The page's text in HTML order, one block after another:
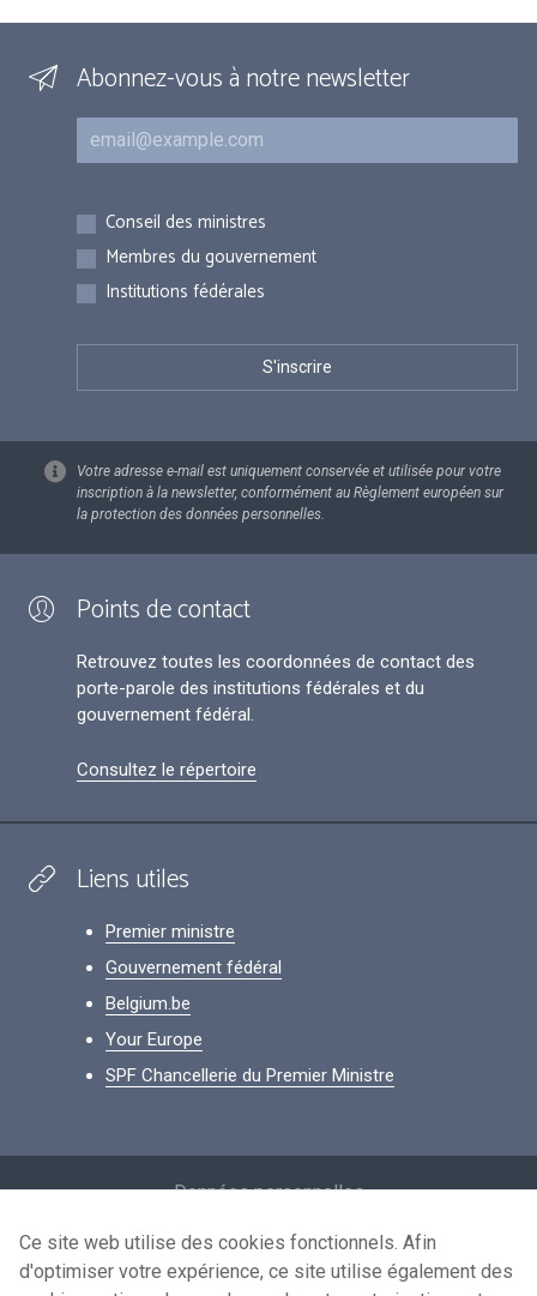
Abonnez-vous à notre newsletter
Courriel
Inscriptions
Conseil des ministres
Membres du gouvernement
Institutions fédérales
Votre adresse e-mail est uniquement conservée et utilisée pour votre
inscription à la newsletter, conformément au Règlement européen sur
la protection des données personnelles.
Points de contact
Retrouvez toutes les coordonnées de contact des
porte-parole des institutions fédérales et du
gouvernement fédéral.
Consultez le répertoire
Liens utiles
Premier ministre
Gouvernement fédéral
Belgium.be
Your Europe
SPF Chancellerie du Premier Ministre
Données personnelles
Conditions de réutilisation
Contactez-nous
Ce site web utilise des cookies fonctionnels. Afin
d'optimiser votre expérience, ce site utilise également des